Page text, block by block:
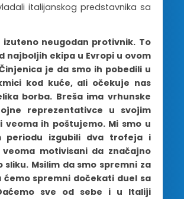
italijanskog predstavnika sa
izuteno neugodan protivnik. To
najboljih ekipa u Evropi u ovom
je da smo ih pobedili u
kod kuće, ali očekuje nas
borba. Breša ima vrhunske
reprezentativce u svojim
veoma ih poštujemo. Mi smo u
periodu izgubili dva trofeja i
veoma motivisani da značajno
sliku. Msilim da smo spremni za
ćemo spremni dočekati duel sa
sve od sebe i u Italiji